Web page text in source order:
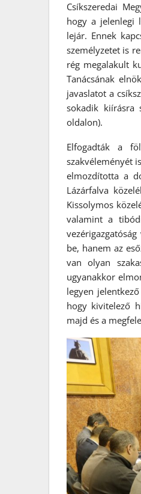
Csíkszeredai
hogy a jelenlegi
lejár. Ennek
személyzetet is
rég megalakult
Tanácsának
javaslatot a
sokadik kiírásra
oldalon).
Elfogadták a
szakvéleményét
elmozdította a
Lázárfalva
Kissolymos
valamint a
be, hanem az
van olyan
ugyanakkor
legyen
hogy kivitelező
majd és a